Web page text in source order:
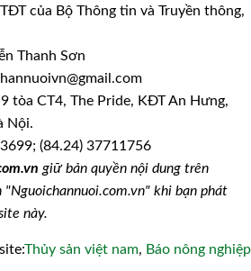
của Bộ Thông tin và Truyền thông,
Thanh Sơn
tòa CT4, The Pride, KĐT An Hưng,
Nội.
(84.24) 37711756
giữ bản quyền nội dung trên
"Nguoichannuoi.com.vn" khi bạn phát
này.
Thủy sản việt nam, Báo nông nghiệp